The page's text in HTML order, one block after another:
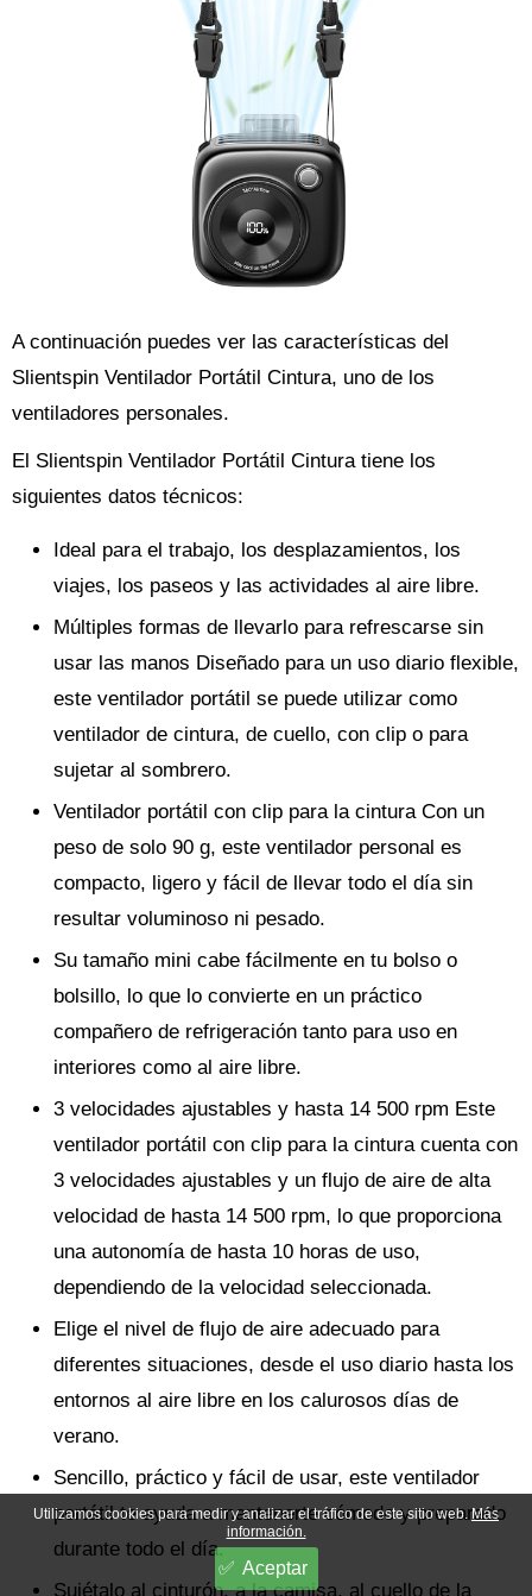
A continuación puedes ver las características del
Slientspin Ventilador Portátil Cintura, uno de los
ventiladores personales.
El Slientspin Ventilador Portátil Cintura tiene los
siguientes datos técnicos:
Ideal para el trabajo, los desplazamientos, los
viajes, los paseos y las actividades al aire libre.
Múltiples formas de llevarlo para refrescarse sin
usar las manos Diseñado para un uso diario flexible,
este ventilador portátil se puede utilizar como
ventilador de cintura, de cuello, con clip o para
sujetar al sombrero.
Ventilador portátil con clip para la cintura Con un
peso de solo 90 g, este ventilador personal es
compacto, ligero y fácil de llevar todo el día sin
resultar voluminoso ni pesado.
Su tamaño mini cabe fácilmente en tu bolso o
bolsillo, lo que lo convierte en un práctico
compañero de refrigeración tanto para uso en
interiores como al aire libre.
3 velocidades ajustables y hasta 14 500 rpm Este
ventilador portátil con clip para la cintura cuenta con
3 velocidades ajustables y un flujo de aire de alta
velocidad de hasta 14 500 rpm, lo que proporciona
una autonomía de hasta 10 horas de uso,
dependiendo de la velocidad seleccionada.
Elige el nivel de flujo de aire adecuado para
diferentes situaciones, desde el uso diario hasta los
entornos al aire libre en los calurosos días de
verano.
Sencillo, práctico y fácil de usar, este ventilador
portátil te ayuda a mantenerte cómodo y preparado
durante todo el día.
Sujétalo al cinturón, a la camisa, al cuello de la
Utilizamos cookies para medir y analizar el tráfico de este sitio web.Más
información.
Aceptar